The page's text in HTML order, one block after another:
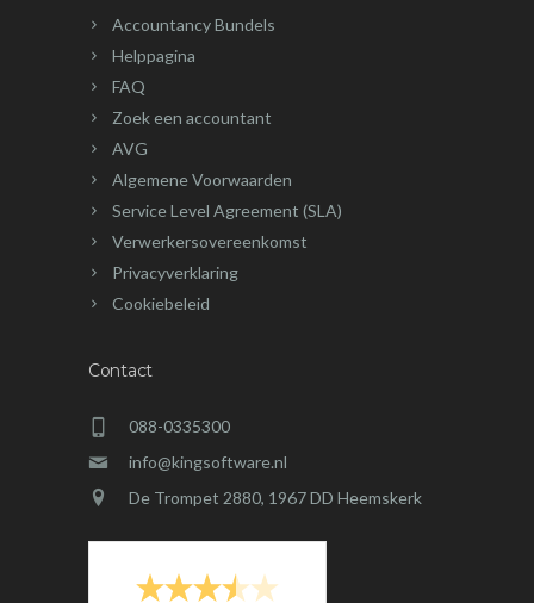
Accountancy Bundels
Helppagina
FAQ
Zoek een accountant
AVG
Algemene Voorwaarden
Service Level Agreement (SLA)
Verwerkersovereenkomst
Privacyverklaring
Cookiebeleid
Contact
088-0335300
info@kingsoftware.nl
De Trompet 2880, 1967 DD Heemskerk